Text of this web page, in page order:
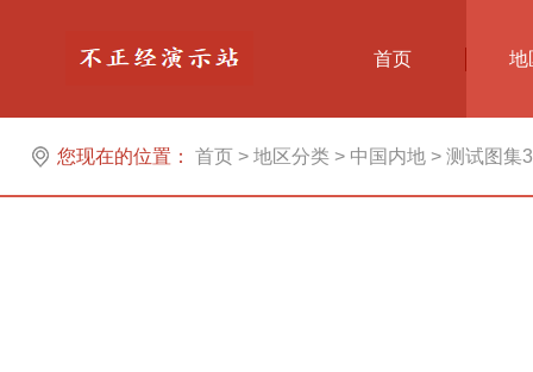
首页 地
您现在的位置： 首页 > 地区分类 > 中国内地 > 测试图集3